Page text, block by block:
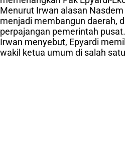
Menurut Irwan alasan
menjadi membangun daerah,
perpajangan pemerintah pusat.
Irwan menyebut, Epyardi
wakil ketua umum di salah